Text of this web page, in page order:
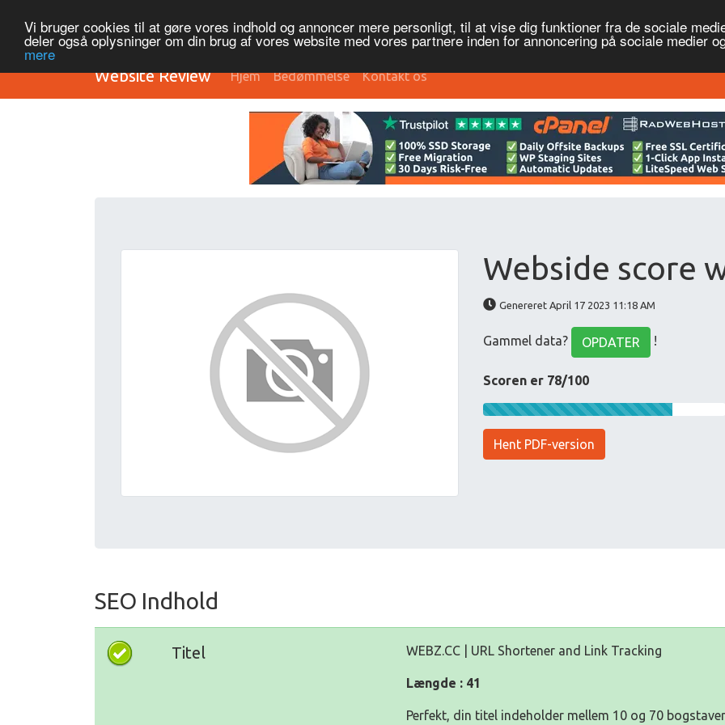
Vi bruger cookies til at gøre vores indhold og annoncer mere personligt, til at vise dig funktioner fra de sociale
deler også oplysninger om din brug af vores website med vores partnere inden for annoncering på sociale medier
mere
Website Review Hjem Bedømmelse Kontakt os
Webside score
Genereret April 17 2023 11:18 AM
Gammel data? OPDATER !
Scoren er 78/100
Hent PDF-version
SEO Indhold
Titel WEBZ.CC | URL Shortener and Link Tracking
Længde : 41
Perfekt, din titel indeholder mellem 10 og 70